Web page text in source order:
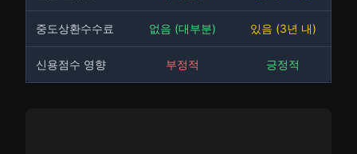
중도상환수수료 없음 (대부분) 있음 (3년 내)
신용점수 영향 부정적 긍정적